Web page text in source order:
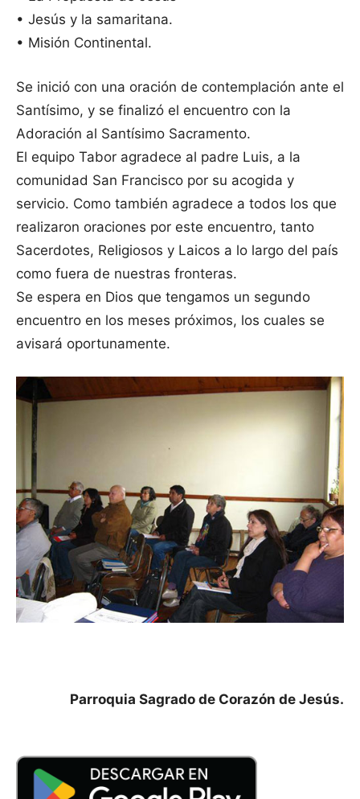
• Jesús y la samaritana.
• Misión Continental.
Se inició con una oración de contemplación ante el
Santísimo, y se finalizó el encuentro con la
Adoración al Santísimo Sacramento.
El equipo Tabor agradece al padre Luis, a la
comunidad San Francisco por su acogida y
servicio. Como también agradece a todos los que
realizaron oraciones por este encuentro, tanto
Sacerdotes, Religiosos y Laicos a lo largo del país
como fuera de nuestras fronteras.
Se espera en Dios que tengamos un segundo
encuentro en los meses próximos, los cuales se
avisará oportunamente.
Parroquia Sagrado de Corazón de Jesús.